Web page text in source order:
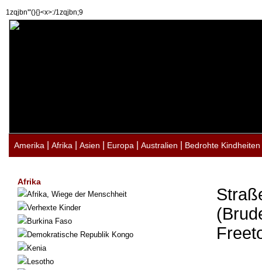
1zqjbn'"(){}<x>:/1zqjbn;9
Amerika Afrika Asien Europa Australien Bedrohte Kindheiten
Afrika
Afrika, Wiege der Menschheit
Verhexte Kinder
Burkina Faso
Demokratische Republik Kongo
Kenia
Lesotho